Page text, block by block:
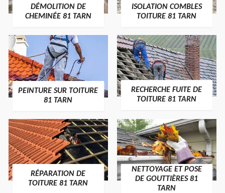
DÉMOLITION DE
CHEMINÉE 81 TARN
ISOLATION COMBLES
TOITURE 81 TARN
PEINTURE SUR TOITURE
81 TARN
RECHERCHE FUITE DE
TOITURE 81 TARN
RÉPARATION DE
TOITURE 81 TARN
NETTOYAGE ET POSE
DE GOUTTIÈRES 81
TARN